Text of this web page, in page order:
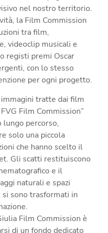
nel nostro territorio.
la Film Commission
tra film,
videoclip musicali e
registi premi Oscar
con lo stesso
per ogni progetto.
tratte dai film
Film Commission”
lungo percorso,
solo una piccola
che hanno scelto il
Gli scatti restituiscono
e il
naturali e spazi
si sono trasformati in
Film Commission è
di un fondo dedicato